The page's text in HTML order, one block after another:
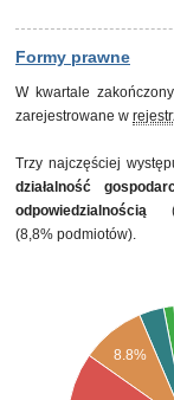
Formy prawne
W kwartale
zarejestrowane w
Trzy najczęściej
działalność
odpowiedzialnością
(8,8% podmiotów).
8.8%